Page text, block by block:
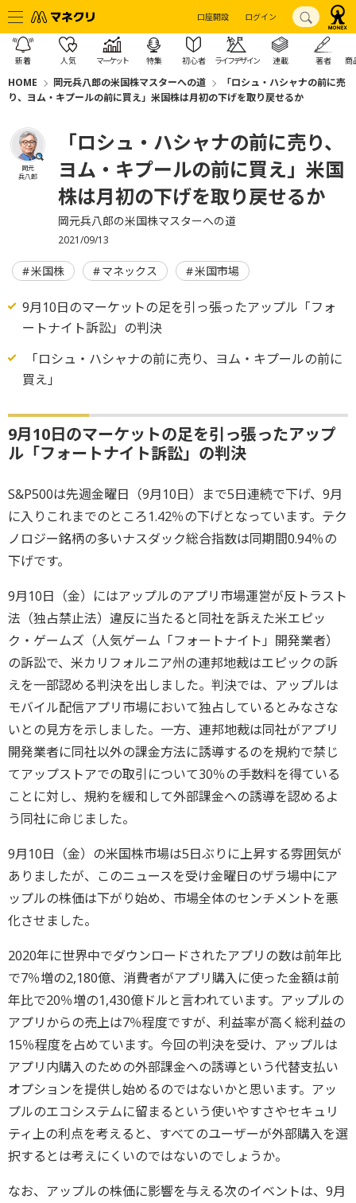
口座開設 ログイン
新着 人気 マーケット 特集 初心者 ライフデザイン 連載 著者 商
HOME 岡元兵八郎の米国株マスターへの道
「ロシュ・ハシャナの前に売
り、ヨム・キプールの前に買え」米国株は月初の下げを取り戻せるか
岡元
兵八郎
「ロシュ・ハシャナの前に売り、
ヨム・キプールの前に買え」米国
株は月初の下げを取り戻せるか
岡元兵八郎の米国株マスターへの道
2021/09/13
米国株 マネックス 米国市場
9月10日のマーケットの足を引っ張ったアップル「フォ
ートナイト訴訟」の判決
「ロシュ・ハシャナの前に売り、ヨム・キプールの前に
買え」
9月10日のマーケットの足を引っ張ったアップ
ル「フォートナイト訴訟」の判決
S&P500は先週金曜日（9月10日）まで5日連続で下げ、9月
に入りこれまでのところ1.42％の下げとなっています。テク
ノロジー銘柄の多いナスダック総合指数は同期間0.94％の
下げです。
9月10日（金）にはアップルのアプリ市場運営が反トラスト
法（独占禁止法）違反に当たると同社を訴えた米エピッ
ク・ゲームズ（人気ゲーム「フォートナイト」開発業者）
の訴訟で、米カリフォルニア州の連邦地裁はエピックの訴
えを一部認める判決を出しました。判決では、アップルは
モバイル配信アプリ市場において独占しているとみなさな
いとの見方を示しました。一方、連邦地裁は同社がアプリ
開発業者に同社以外の課金方法に誘導するのを規約で禁じ
てアップストアでの取引について30％の手数料を得ている
ことに対し、規約を緩和して外部課金への誘導を認めるよ
う同社に命じました。
9月10日（金）の米国株市場は5日ぶりに上昇する雰囲気が
ありましたが、このニュースを受け金曜日のザラ場中にア
ップルの株価は下がり始め、市場全体のセンチメントを悪
化させました。
2020年に世界中でダウンロードされたアプリの数は前年比
で7％増の2,180億、消費者がアプリ購入に使った金額は前
年比で20％増の1,430億ドルと言われています。アップルの
アプリからの売上は7％程度ですが、利益率が高く総利益の
15％程度を占めています。今回の判決を受け、アップルは
アプリ内購入のための外部課金への誘導という代替支払い
オプションを提供し始めるのではないかと思います。アッ
プルのエコシステムに留まるという使いやすさやセキュリ
ティ上の利点を考えると、すべてのユーザーが外部購入を選
択するとは考えにくいのではないのでしょうか。
なお、アップルの株価に影響を与える次のイベントは、9月